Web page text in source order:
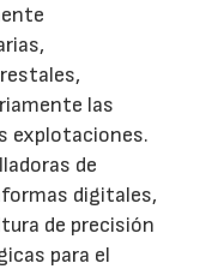
las
explotaciones.
de
digitales,
de precisión
para el